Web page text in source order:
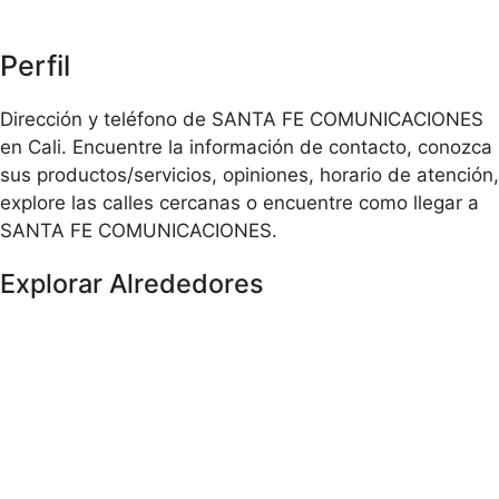
Perfil
Dirección y teléfono de SANTA FE COMUNICACIONES
en Cali. Encuentre la información de contacto, conozca
sus productos/servicios, opiniones, horario de atención,
explore las calles cercanas o encuentre como llegar a
SANTA FE COMUNICACIONES.
Explorar Alrededores